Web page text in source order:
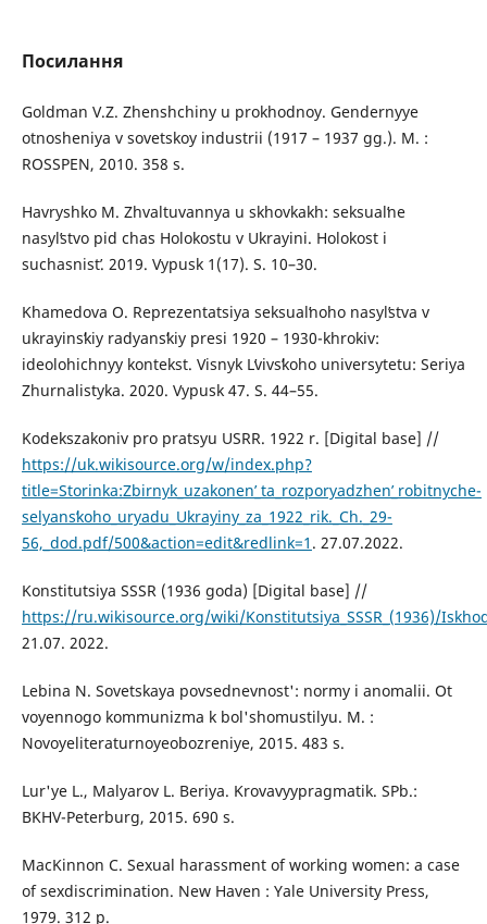
Посилання
Goldman V.Z. Zhenshchiny u prokhodnoy. Gendernyye
otnosheniya v sovetskoy industrii (1917 – 1937 gg.). M. :
ROSSPEN, 2010. 358 s.
Havryshko M. Zhvaltuvannya u skhovkakh: seksualʹne
nasylʹstvo pid chas Holokostu v Ukrayini. Holokost i
suchasnistʹ. 2019. Vypusk 1(17). S. 10–30.
Khamedova O. Reprezentatsiya seksualʹnoho nasylʹstva v
ukrayinsʹkiy radyansʹkiy presi 1920 – 1930-khrokiv:
ideolohichnyy kontekst. Visnyk Lʹvivsʹkoho universytetu: Seriya
Zhurnalistyka. 2020. Vypusk 47. S. 44–55.
Kodekszakoniv pro pratsyu USRR. 1922 r. [Digital base] //
https://uk.wikisource.org/w/index.php?
title=Storinka:Zbirnyk_uzakonenʹ_ta_rozporyadzhenʹ_robitnyche-
selyansʹkoho_uryadu_Ukrayiny_za_1922_rik._Ch._29-
56,_dod.pdf/500&action=edit&redlink=1 . 27.07.2022.
Konstitutsiya SSSR (1936 goda) [Digital base] //
https://ru.wikisource.org/wiki/Konstitutsiya_SSSR_(1936)/
21.07. 2022.
Lebina N. Sovetskaya povsednevnost': normy i anomalii. Ot
voyennogo kommunizma k bol'shomustilyu. M. :
Novoyeliteraturnoyeobozreniye, 2015. 483 s.
Lur'ye L., Malyarov L. Beriya. Krovavyypragmatik. SPb.:
BKHV-Peterburg, 2015. 690 s.
MacKinnon C. Sexual harassment of working women: a case
of sexdiscrimination. New Haven : Yale University Press,
1979. 312 p.